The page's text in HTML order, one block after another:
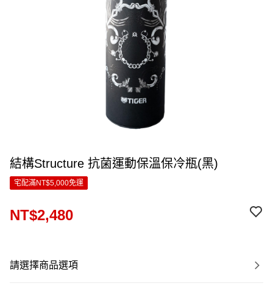
結構Structure 抗菌運動保溫保冷瓶(黑)
宅配滿NT$5,000免運
NT$2,480
請選擇商品選項